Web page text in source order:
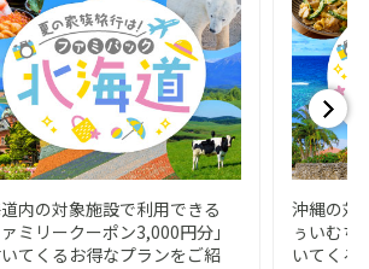
内の対象施設で利用できる
ァミリークーポン3,000円分」
てくるお得なプランをご紹
沖縄の対
ぅいむち
いてくる